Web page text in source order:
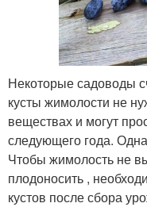
Некоторые садоводы
кусты жимолости не
веществах и могут
следующего года.
Чтобы жимолость не
плодоносить ,
кустов после сбора